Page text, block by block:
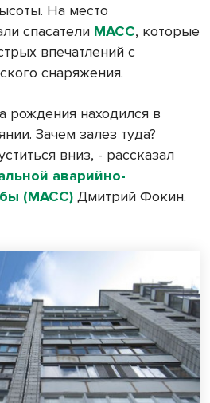
На место
спасатели МАСС, которые
впечатлений с
снаряжения.
рождения находился в
Зачем залез туда?
вниз, - рассказал
аварийно-
(МАСС) Дмитрий Фокин.